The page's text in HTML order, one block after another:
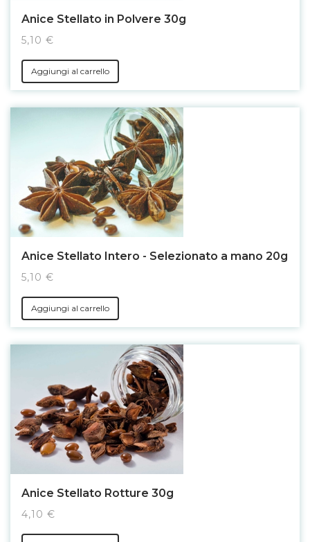
Anice Stellato in Polvere 30g
5,10 €
Aggiungi al carrello
Anice Stellato Intero - Selezionato a mano 20g
5,10 €
Aggiungi al carrello
Anice Stellato Rotture 30g
4,10 €